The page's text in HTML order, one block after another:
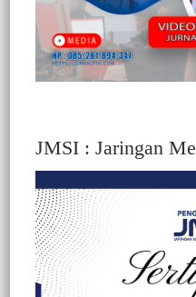
JMSI : Jaringan